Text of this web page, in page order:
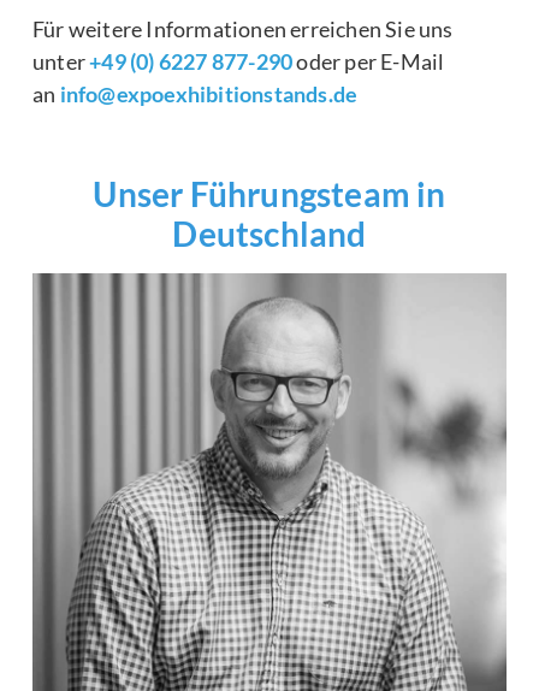
Für weitere Informationen erreichen Sie uns
unter+49 (0) 6227 877-290oder per E-Mail
an info@expoexhibitionstands.de
Unser Führungsteam in
Deutschland